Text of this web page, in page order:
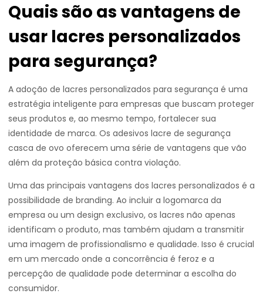
Quais são as vantagens de
usar lacres personalizados
para segurança?
A adoção de lacres personalizados para segurança é uma
estratégia inteligente para empresas que buscam proteger
seus produtos e, ao mesmo tempo, fortalecer sua
identidade de marca. Os adesivos lacre de segurança
casca de ovo oferecem uma série de vantagens que vão
além da proteção básica contra violação.
Uma das principais vantagens dos lacres personalizados é a
possibilidade de branding. Ao incluir a logomarca da
empresa ou um design exclusivo, os lacres não apenas
identificam o produto, mas também ajudam a transmitir
uma imagem de profissionalismo e qualidade. Isso é crucial
em um mercado onde a concorrência é feroz e a
percepção de qualidade pode determinar a escolha do
consumidor.